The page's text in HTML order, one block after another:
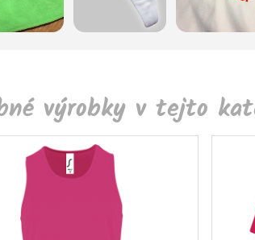
výrobky v tejto